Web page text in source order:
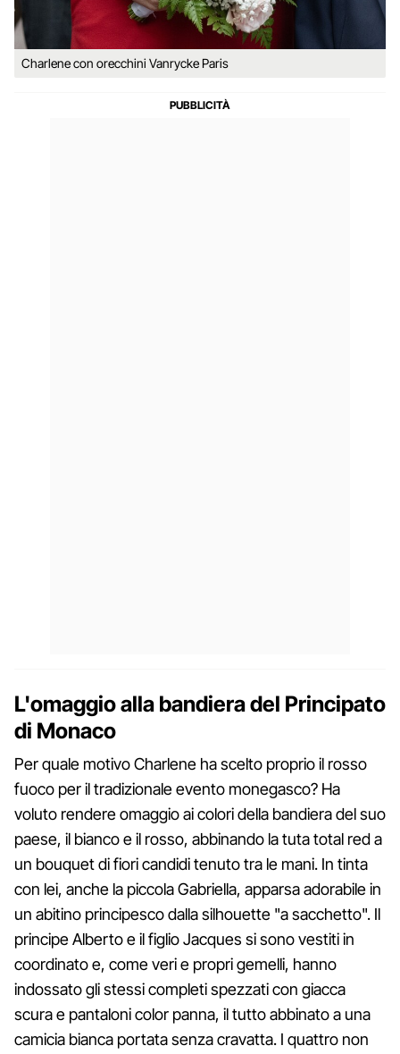
Charlene con orecchini Vanrycke Paris
L'omaggio alla bandiera del Principato
di Monaco
Per quale motivo Charlene ha scelto proprio il rosso
fuoco per il tradizionale evento monegasco? Ha
voluto rendere omaggio ai colori della bandiera del suo
paese, il bianco e il rosso, abbinando la tuta total red a
un bouquet di fiori candidi tenuto tra le mani. In tinta
con lei, anche la piccola Gabriella, apparsa adorabile in
un abitino principesco dalla silhouette "a sacchetto". Il
principe Alberto e il figlio Jacques si sono vestiti in
coordinato e, come veri e propri gemelli, hanno
indossato gli stessi completi spezzati con giacca
scura e pantaloni color panna, il tutto abbinato a una
camicia bianca portata senza cravatta. I quattro non